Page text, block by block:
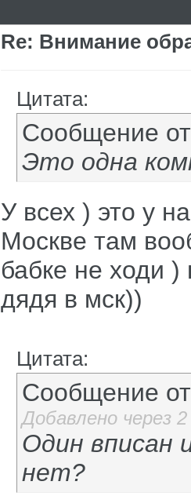
Re: Внимание
Цитата:
Сообщение
Это одна
У всех ) это у
Москве там
бабке не ходи )
дядя в мск))
Цитата:
Сообщение
Добавлено через
Один вписан
нет?